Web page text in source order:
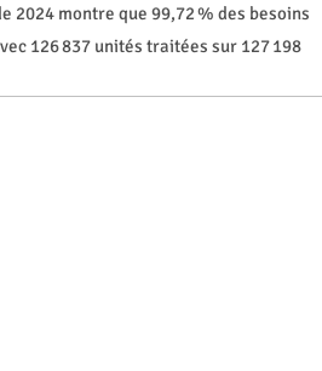
2024 montre que 99,72 % des besoins
126 837 unités traitées sur 127 198